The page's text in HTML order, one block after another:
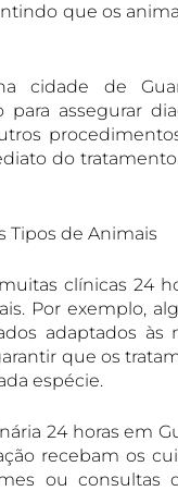
que os
cidade de
assegurar
do
Tipos de Animais
clínicas 24
Por exemplo,
adaptados às
que os
espécie.
24 horas em
recebam os
ou